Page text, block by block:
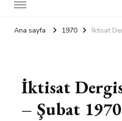
Ana sayfa 1970 İktisat
İktisat
– Şubat 1970